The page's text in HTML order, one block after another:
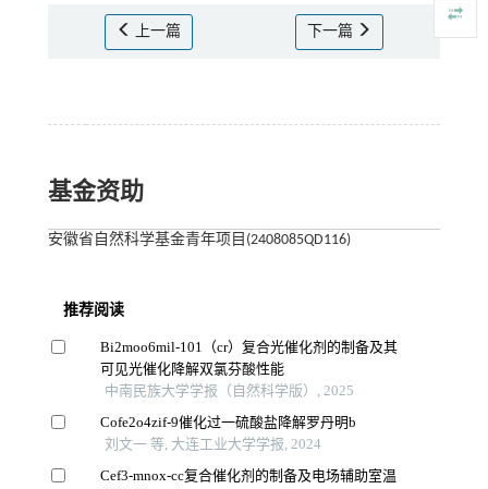
上一篇 下一篇
基金资助
安徽省自然科学基金青年项目(2408085QD116)